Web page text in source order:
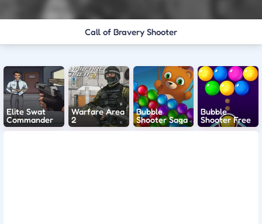
Call of Bravery Shooter
Elite Swat
Commander
Warfare Area
2
Bubble
Shooter Saga
Bubble
Shooter Free